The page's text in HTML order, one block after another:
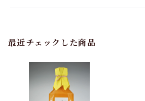
最近チェックした商品